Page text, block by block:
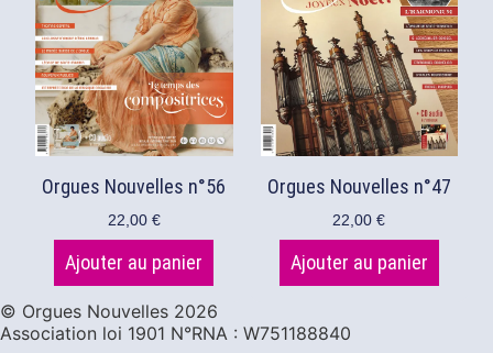
Orgues Nouvelles n°56
22,00 €
Ajouter au panier
Orgues Nouvelles n°47
22,00€
Ajouter au panier
©️ Orgues Nouvelles 2026
Association loi 1901 N°RNA : W751188840